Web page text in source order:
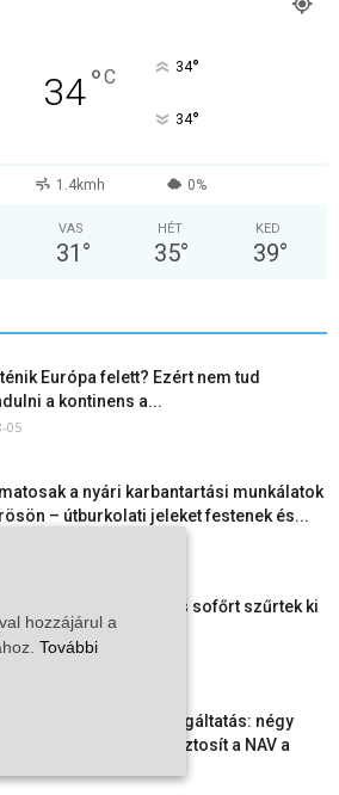
34°C 34°
34°
1.4kmh 0%
VAS
31 °
HÉT
35°
KED
39°
Európa felett? Ezért nem tud
a kontinens a...
05
a nyári karbantartási munkálatok
– útburkolati jeleket festenek és...
száz gyorshajtót és ittas sofőrt szűrtek ki
útjain –...
04
nyugtaadat-szolgáltatás: négy
átállási időszakot biztosít a NAV a
hozzájárul a
További